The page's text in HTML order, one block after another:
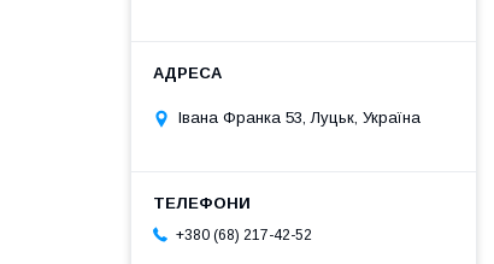
Івана Франка 53, Луцьк, Україна
+380 (68) 217-42-52